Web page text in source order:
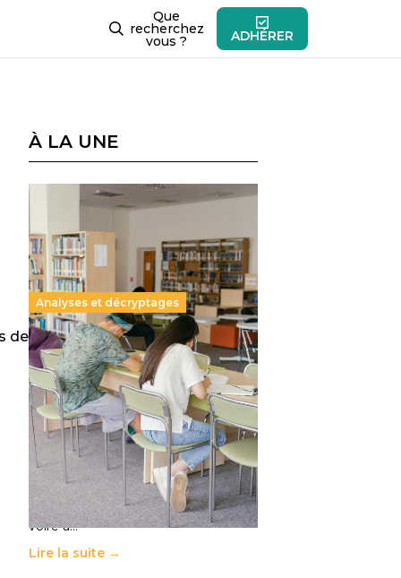
Que
recherchez
vous ? ADHÉRER
de
À LA UNE
Analyses et décryptages
Supérieur privé : une dérive
qui met à mal la promesse
républicaine
11 juillet 2026- National
Le projet de loi sur la régulation de
l’enseignement supérieur privé met
en lumière l’amplification d’un
système qui relègue l’acte
pédagogique au superfétatoire,
voire à…
Lire la suite →